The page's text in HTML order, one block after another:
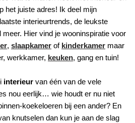
het juiste adres! Ik deel mijn
interieurtrends, de leukste
Hier vind je wooninspiratie voor
, slaapkamer of kinderkamer maar
werkkamer, keuken, gang en tuin!
interieur van één van de vele
nou eerlijk… wie houdt er nu niet
koekeloeren bij een ander? En
knutselen dan kun je aan de slag